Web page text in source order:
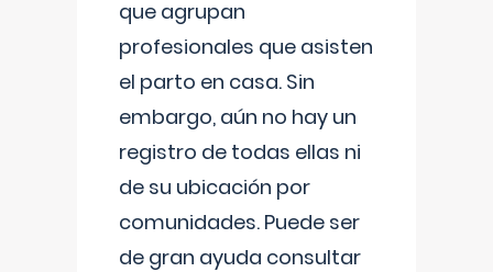
que agrupan
profesionales que asisten
el parto en casa. Sin
embargo, aún no hay un
registro de todas ellas ni
de su ubicación por
comunidades. Puede ser
de gran ayuda consultar